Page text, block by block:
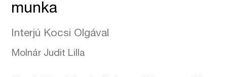
munka
Interjú Kocsi Olgával
Molnár Judit Lilla